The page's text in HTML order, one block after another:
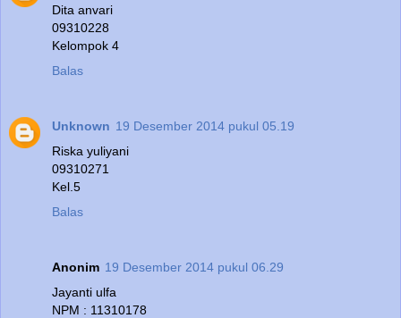
Dita anvari
09310228
Kelompok 4
Balas
Unknown 19 Desember 2014 pukul 05.19
Riska yuliyani
09310271
Kel.5
Balas
Anonim 19 Desember 2014 pukul 06.29
Jayanti ulfa
NPM : 11310178